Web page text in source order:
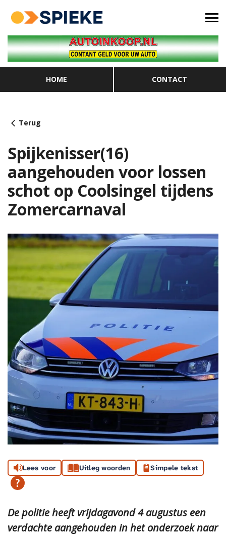
HOME CONTACT
Terug
Spijkenisser(16)
aangehouden voor lossen
schot op Coolsingel tijdens
Zomercarnaval
Lees voor Uitleg woorden Simpele tekst
De politie heeft vrijdagavond 4 augustus een
verdachte aangehouden in het onderzoek naar